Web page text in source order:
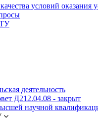
условий оказания
деятельность
Д212.04.08 - закрыт
научной